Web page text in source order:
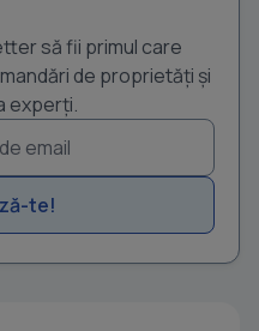
să fii primul care
de proprietăți și
experți.
te!